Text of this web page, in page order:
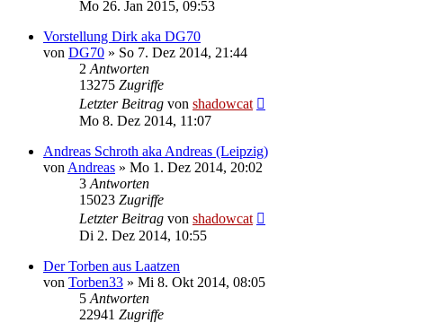
Mo 26. Jan 2015, 09:53
Vorstellung Dirk aka DG70
von DG70 » So 7. Dez 2014, 21:44
2 Antworten
13275 Zugriffe
Letzter Beitrag von shadowcat
Mo 8. Dez 2014, 11:07
Andreas Schroth aka Andreas (Leipzig)
von Andreas » Mo 1. Dez 2014, 20:02
3 Antworten
15023 Zugriffe
Letzter Beitrag von shadowcat
Di 2. Dez 2014, 10:55
Der Torben aus Laatzen
von Torben33 » Mi 8. Okt 2014, 08:05
5 Antworten
22941 Zugriffe